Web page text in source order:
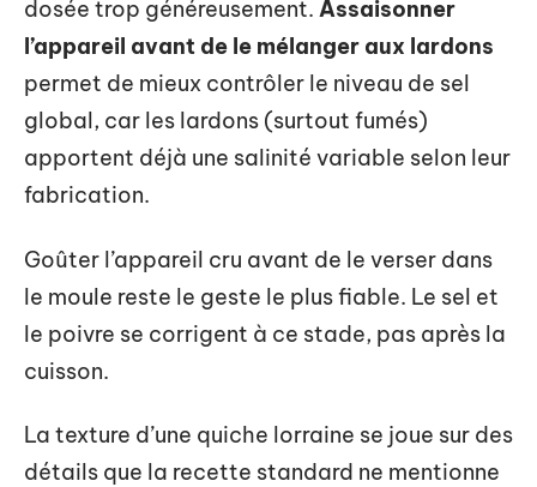
dosée trop généreusement. Assaisonner
l’appareil avant de le mélanger aux lardons
permet de mieux contrôler le niveau de sel
global, car les lardons (surtout fumés)
apportent déjà une salinité variable selon leur
fabrication.
Goûter l’appareil cru avant de le verser dans
le moule reste le geste le plus fiable. Le sel et
le poivre se corrigent à ce stade, pas après la
cuisson.
La texture d’une quiche lorraine se joue sur des
détails que la recette standard ne mentionne